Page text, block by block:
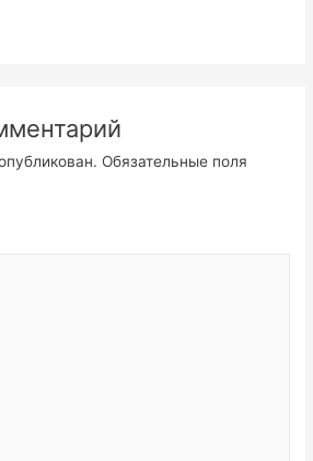
Обязательные поля